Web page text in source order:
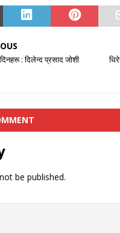
: दिलेन्द प्रसाद जाेशी
be published.